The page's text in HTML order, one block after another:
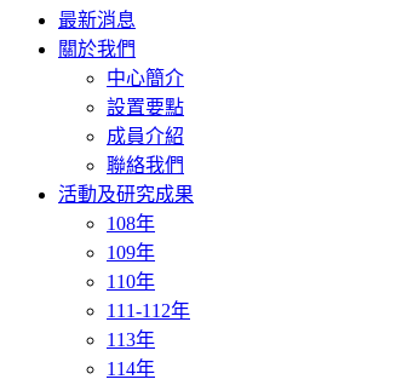
Toggle
navigation
最新消息
關於我們
中心簡介
設置要點
成員介紹
聯絡我們
活動及研究成果
108年
109年
110年
111-112年
113年
114年